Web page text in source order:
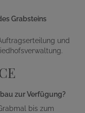
Grabsteins
und
zur Verfügung?
bis zum